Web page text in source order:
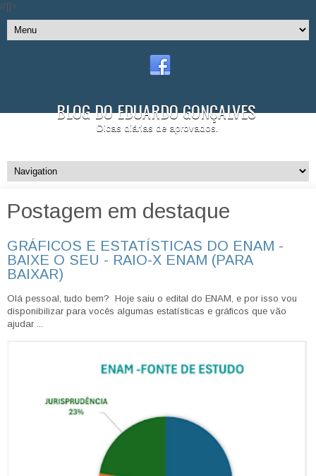
//]]>
BLOG DO EDUARDO GONÇALVES
Dicas diárias de aprovados.
Postagem em destaque
GRÁFICOS E ESTATÍSTICAS DO ENAM -
BAIXE O SEU - RAIO-X ENAM (PARA
BAIXAR)
Olá pessoal, tudo bem? Hoje saiu o edital do ENAM, e por isso vou
disponibilizar para vocês algumas estatísticas e gráficos que vão
ajudar ...